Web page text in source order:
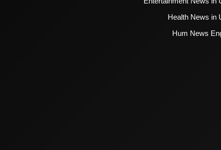
Health News in
Hum News